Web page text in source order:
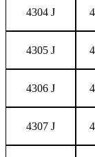
4304 J
4305 J
4306 J
4307 J